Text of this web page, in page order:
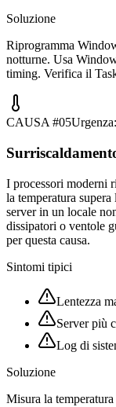
Soluzione
Riprogramma
notturne. Usa
timing. Verifica il
CAUSA #05Urgenza:
I processori moderni
la temperatura
server in un locale
dissipatori o ventole
per questa causa.
Sintomi tipici
Lentezza
Server più
Log di
Soluzione
Misura la